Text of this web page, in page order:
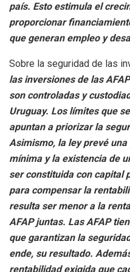
país. Esto estimula el
proporcionar
que generan empleo y
Sobre la seguridad de las
las inversiones de las
son controladas y
Uruguay. Los límites que
apuntan a priorizar la
Asimismo, la ley prevé
mínima y la existencia de
ser constituida con capital
para compensar la
resulta ser menor a la
AFAP juntas. Las AFAP
que garantizan la
ende, su resultado.
rentabilidad exigida que